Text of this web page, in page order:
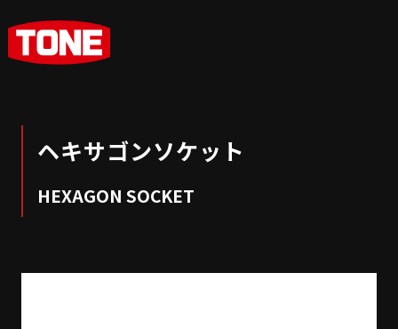
ヘキサゴンソケット
HEXAGON SOCKET